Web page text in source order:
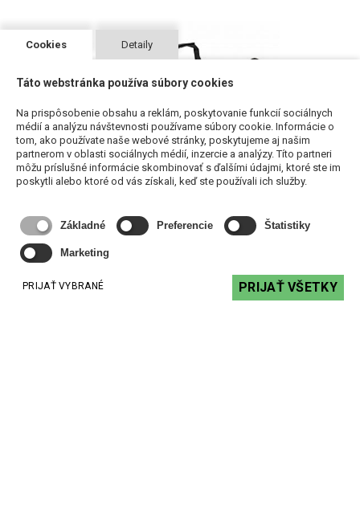
K&M 21312-000-00 - prepravný obal pre reproduktorové
41,00 €s DPH
Cookies Detaily
Táto webstránka používa súbory cookies
Na prispôsobenie obsahu a reklám, poskytovanie funkcií sociálnych
médií a analýzu návštevnosti používame súbory cookie. Informácie o
tom, ako používate naše webové stránky, poskytujeme aj našim
partnerom v oblasti sociálnych médií, inzercie a analýzy. Títo partneri
môžu príslušné informácie skombinovať s ďalšími údajmi, ktoré ste im
poskytli alebo ktoré od vás získali, keď ste používali ich služby.
Základné Preferencie Štatistiky
Marketing
PRIJAŤ VYBRANÉ PRIJAŤ VŠETKY